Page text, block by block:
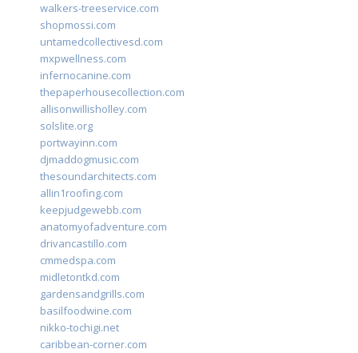
walkers-treeservice.com
shopmossi.com
untamedcollectivesd.com
mxpwellness.com
infernocanine.com
thepaperhousecollection.com
allisonwillisholley.com
solslite.org
portwayinn.com
djmaddogmusic.com
thesoundarchitects.com
allin1roofing.com
keepjudgewebb.com
anatomyofadventure.com
drivancastillo.com
cmmedspa.com
midletontkd.com
gardensandgrills.com
basilfoodwine.com
nikko-tochigi.net
caribbean-corner.com